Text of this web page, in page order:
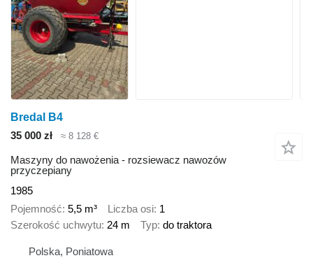
Bredal B4
35 000 zł
≈ 8 128 €
Maszyny do nawożenia - rozsiewacz nawozów
przyczepiany
1985
Pojemność 5,5 m³ Liczba osi 1
Szerokość uchwytu 24 m Typ do traktora
Polska, Poniatowa